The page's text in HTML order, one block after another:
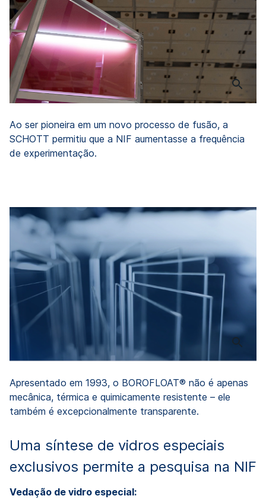
Ao ser pioneira em um novo processo de fusão, a
SCHOTT permitiu que a NIF aumentasse a frequência
de experimentação.
Apresentado em 1993, o BOROFLOAT® não é apenas
mecânica, térmica e quimicamente resistente – ele
também é excepcionalmente transparente.
Uma síntese de vidros especiais
exclusivos permite a pesquisa na NIF
Vedação de vidro especial: